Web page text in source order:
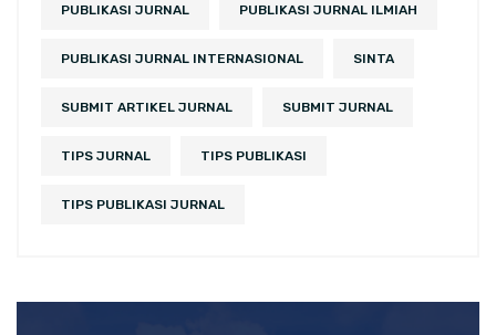
PUBLIKASI JURNAL PUBLIKASI JURNAL ILMIAH
PUBLIKASI JURNAL INTERNASIONAL SINTA
SUBMIT ARTIKEL JURNAL SUBMIT JURNAL
TIPS JURNAL TIPS PUBLIKASI
TIPS PUBLIKASI JURNAL